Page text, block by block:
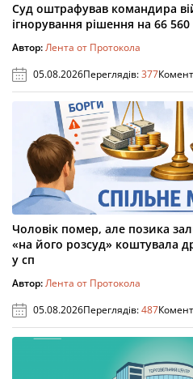
Суд оштрафував командира
ігнорування рішення на 66 560
Автор:Лента от Протокола
05.08.2026Переглядів:377
Чоловік помер, але позика
«на його розсуд» коштувала
у сп
Автор:Лента от Протокола
05.08.2026Переглядів:487